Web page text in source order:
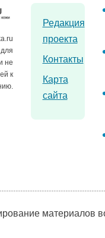
не
к
Редакция
проекта
Контакты
Карта
сайта
материалов